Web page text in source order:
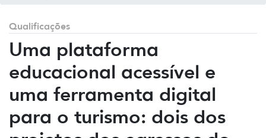
Qualificações
Uma plataforma
educacional acessível e
uma ferramenta digital
para o turismo: dois dos